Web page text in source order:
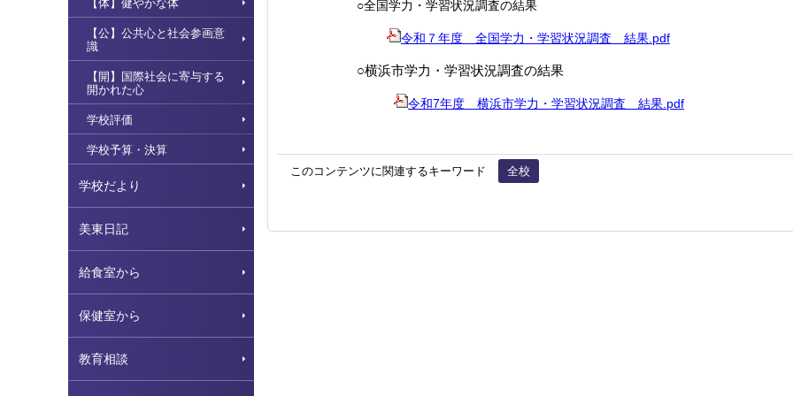
【体】健やかな体
【公】公共心と社会参画意
識
【開】国際社会に寄与する
開かれた心
学校評価
学校予算・決算
学校だより
美東日記
給食室から
保健室から
教育相談
○全国学力・学習状況調査の結果
令和７年度 全国学力・学習状況調査 結果.pdf
○横浜市学力・学習状況調査の結果
令和7年度 横浜市学力・学習状況調査 結果.pdf
このコンテンツに関連するキーワード 全校